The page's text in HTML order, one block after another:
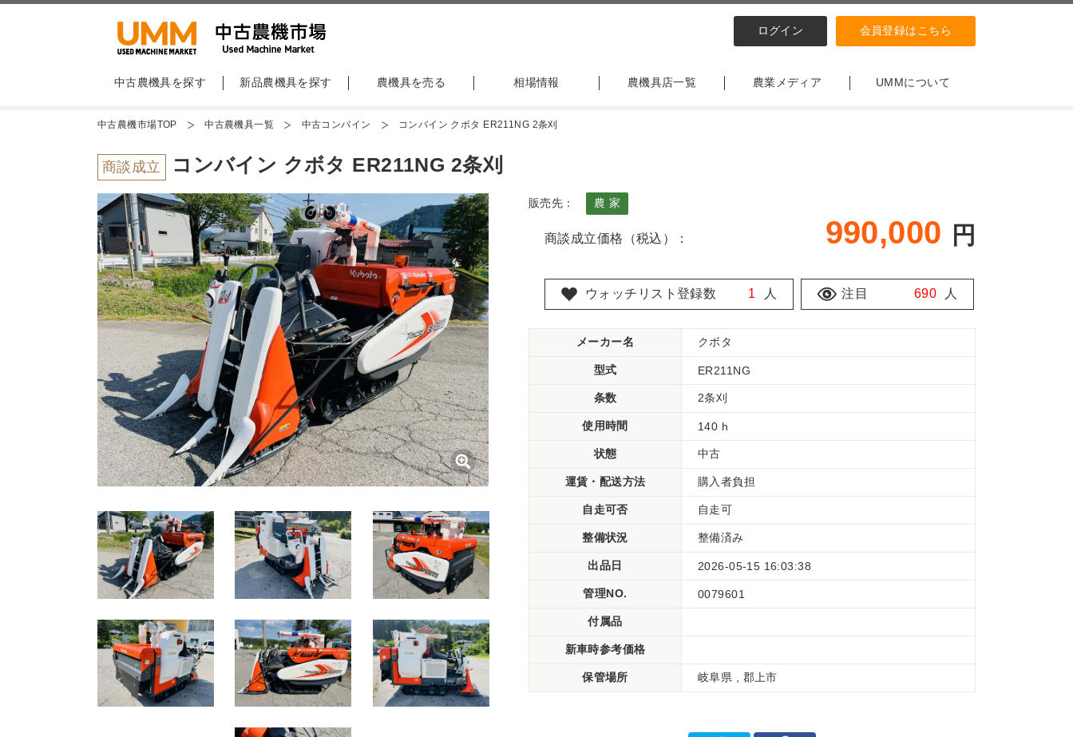
ログイン 会員登録はこちら
中古農機具を探す 新品農機具を探す 農機具を売る 相場情報 農機具店一覧 農業メディア UMMについて
中古農機市場TOP 中古農機具一覧 中古コンバイン コンバイン クボタ ER211NG 2条刈
商談成立 コンバイン クボタ ER211NG 2条刈
販売先： 農 家
商談成立価格（税込）： 990,000 円
ウォッチリスト登録数 1 人 注目 690 人
メーカー名 クボタ
型式 ER211NG
条数 2条刈
使用時間 140 h
状態 中古
運賃・配送方法 購入者負担
自走可否 自走可
整備状況 整備済み
出品日 2026-05-15 16:03:38
管理NO. 0079601
付属品
新車時参考価格
保管場所 岐阜県 , 郡上市